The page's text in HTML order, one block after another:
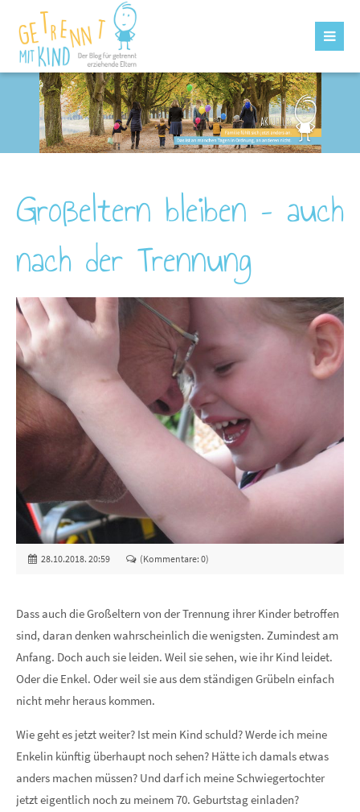
Großeltern bleiben – auch
nach der Trennung
28.10.2018. 20:59 (Kommentare: 0)
Dass auch die Großeltern von der Trennung ihrer Kinder betroffen
sind, daran denken wahrscheinlich die wenigsten. Zumindest am
Anfang. Doch auch sie leiden. Weil sie sehen, wie ihr Kind leidet.
Oder die Enkel. Oder weil sie aus dem ständigen Grübeln einfach
nicht mehr heraus kommen.
Wie geht es jetzt weiter? Ist mein Kind schuld? Werde ich meine
Enkelin künftig überhaupt noch sehen? Hätte ich damals etwas
anders machen müssen? Und darf ich meine Schwiegertochter
jetzt eigentlich noch zu meinem 70. Geburtstag einladen?